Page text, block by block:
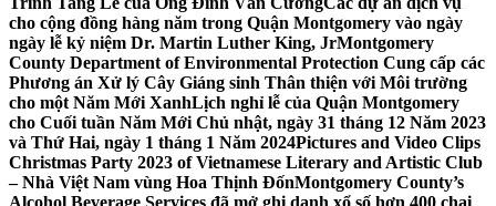
cho cộng đồng hàng năm trong Quận Montgomery vào ngày
ngày lễ kỷ niệm Dr. Martin Luther King, JrMontgomery
County Department of Environmental Protection Cung cấp các
Phương án Xử lý Cây Giáng sinh Thân thiện với Môi trường
cho một Năm Mới XanhLịch nghỉ lễ của Quận Montgomery
cho Cuối tuần Năm Mới Chủ nhật, ngày 31 tháng 12 Năm 2023
và Thứ Hai, ngày 1 tháng 1 Năm 2024Pictures and Video Clips
Christmas Party 2023 of Vietnamese Literary and Artistic Club
– Nhà Việt Nam vùng Hoa Thịnh ĐốnMontgomery County’s
Alcohol Beverage Services đã mở ghi danh xổ số hơn 400 chai